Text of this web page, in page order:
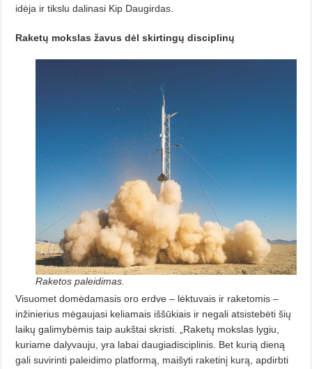
idėja ir tikslu dalinasi Kip Daugir­das.
Raketų mokslas žavus dėlskirtingų disciplinų
Raketos paleidimas.
Visuomet domėdamasis oro erd­ve – lėktuvais ir raketomis –
inži­nie­rius mėgaujasi keliamais iššūkiais ir negali atsistebėti šių
laikų galimybėmis taip aukštai skristi. „Raketų mokslas lygiu,
kuriame dalyvauju, yra labai daugiadisciplinis. Bet kurią dieną
gali suvirinti paleidimo platformą, maišyti raketinį kurą, apdirb­ti